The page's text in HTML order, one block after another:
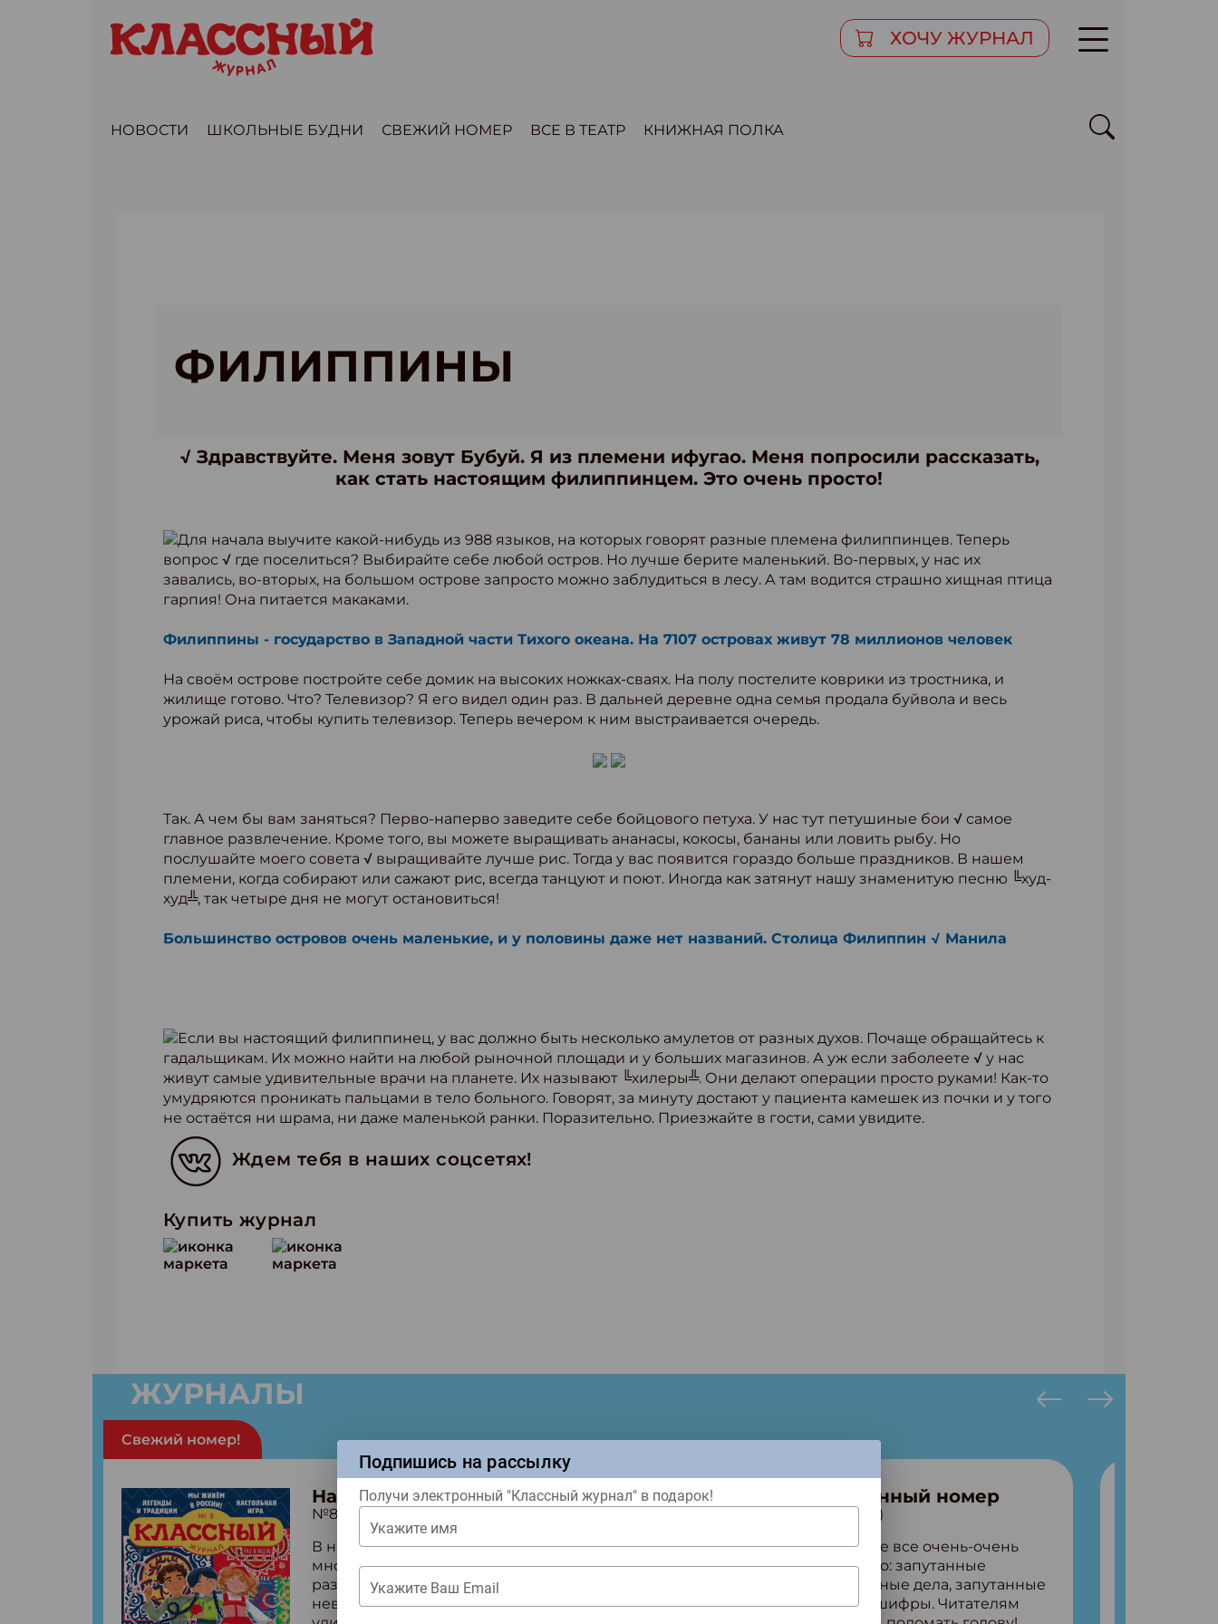
ХОЧУ ЖУРНАЛ
НОВОСТИ ШКОЛЬНЫЕ БУДНИ СВЕЖИЙ НОМЕР ВСЕ В ТЕАТР КНИЖНАЯ ПОЛКА
ФИЛИППИНЫ
√ Здравствуйте. Меня зовут Бубуй. Я из племени ифугао. Меня попросили рассказать,
как стать настоящим филиппинцем. Это очень просто!
Для начала выучите какой-нибудь из 988 языков, на которых говорят разные племена филиппинцев. Теперь
вопрос √ где поселиться? Выбирайте себе любой остров. Но лучше берите маленький. Во-первых, у нас их
завались, во-вторых, на большом острове запросто можно заблудиться в лесу. А там водится страшно хищная птица
гарпия! Она питается макаками.
Филиппины - государство в Западной части Тихого океана. На 7107 островах живут 78 миллионов человек
На своём острове постройте себе домик на высоких ножках-сваях. На полу постелите коврики из тростника, и
жилище готово. Что? Телевизор? Я его видел один раз. В дальней деревне одна семья продала буйвола и весь
урожай риса, чтобы купить телевизор. Теперь вечером к ним выстраивается очередь.
Так. А чем бы вам заняться? Перво-наперво заведите себе бойцового петуха. У нас тут петушиные бои √ самое
главное развлечение. Кроме того, вы можете выращивать ананасы, кокосы, бананы или ловить рыбу. Но
послушайте моего совета √ выращивайте лучше рис. Тогда у вас появится гораздо больше праздников. В нашем
племени, когда собирают или сажают рис, всегда танцуют и поют. Иногда как затянут нашу знаменитую песню ╚худ-
худ╩, так четыре дня не могут остановиться!
Большинство островов очень маленькие, и у половины даже нет названий. Столица Филиппин √ Манила
Если вы настоящий филиппинец, у вас должно быть несколько амулетов от разных духов. Почаще обращайтесь к
гадальщикам. Их можно найти на любой рыночной площади и у больших магазинов. А уж если заболеете √ у нас
живут самые удивительные врачи на планете. Их называют ╚хилеры╩. Они делают операции просто руками! Как-то
умудряются проникать пальцами в тело больного. Говорят, за минуту достают у пациента камешек из почки и у того
не остаётся ни шрама, ни даже маленькой ранки. Поразительно. Приезжайте в гости, сами увидите.
Ждем тебя в наших соцсетях!
Купить журнал
ЖУРНАЛЫ
Свежий номер!
Народы России
№8 (2026)
В нашей стране живёт очень
много людей, и все мы очень
разные! Читатели узнают о
невероятных традициях и
Запутанный номер
№7 (2026)
В выпуске все очень-очень
запутанно: запутанные
детективные дела, запутанные
факты и шифры. Читателям
Подпишись на рассылку
Получи электронный "Классный журнал" в подарок!
Укажите имя
Укажите Ваш Email